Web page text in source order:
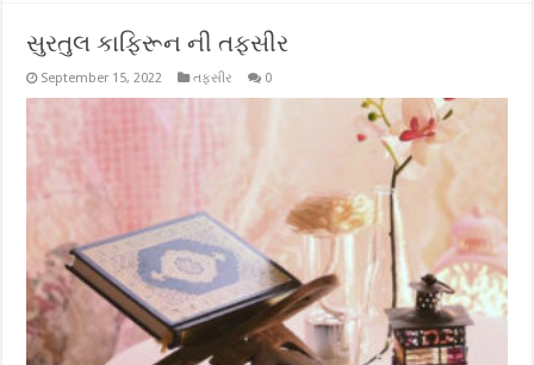
સુરતુલ કાફિરૂન ની તફસીર
September 15, 2022 તફસીર 0